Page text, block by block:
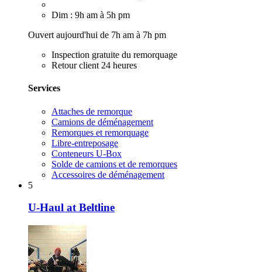
Dim : 9h am à 5h pm
Ouvert aujourd'hui de 7h am à 7h pm
Inspection gratuite du remorquage
Retour client 24 heures
Services
Attaches de remorque
Camions de déménagement
Remorques et remorquage
Libre-entreposage
Conteneurs U-Box
Solde de camions et de remorques
Accessoires de déménagement
5
U-Haul at Beltline